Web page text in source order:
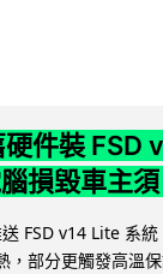
件裝 FSD
損毀車主
FSD v14 Lite 系
，部分更觸發高溫